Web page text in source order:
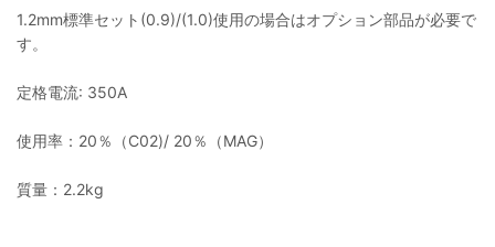
1.2mm標準セット(0.9)/(1.0)使用の場合はオプション部品が必要で
す。
定格電流: 350A
使用率：20％（C02)/ 20％（MAG）
質量：2.2kg